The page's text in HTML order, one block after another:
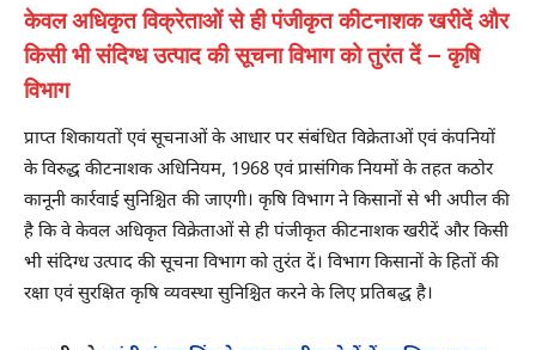
केवल अधिकृत विक्रेताओं से ही पंजीकृत कीटनाशक खरीदें और
किसी भी संदिग्ध उत्पाद की सूचना विभाग को तुरंत दें – कृषि
विभाग
प्राप्त शिकायतों एवं सूचनाओं के आधार पर संबंधित विक्रेताओं एवं कंपनियों
के विरुद्ध कीटनाशक अधिनियम, 1968 एवं प्रासंगिक नियमों के तहत कठोर
कानूनी कार्रवाई सुनिश्चित की जाएगी। कृषि विभाग ने किसानों से भी अपील की
है कि वे केवल अधिकृत विक्रेताओं से ही पंजीकृत कीटनाशक खरीदें और किसी
भी संदिग्ध उत्पाद की सूचना विभाग को तुरंत दें। विभाग किसानों के हितों की
रक्षा एवं सुरक्षित कृषि व्यवस्था सुनिश्चित करने के लिए प्रतिबद्ध है।